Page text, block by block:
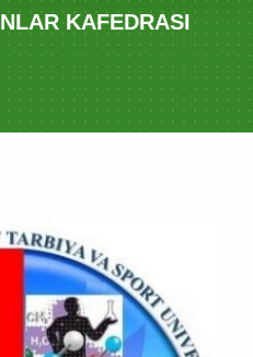
KAFEDRASI